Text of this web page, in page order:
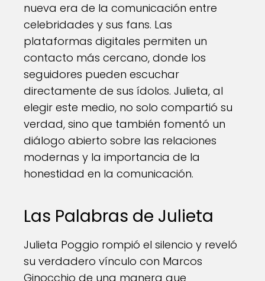
nueva era de la comunicación entre
celebridades y sus fans. Las
plataformas digitales permiten un
contacto más cercano, donde los
seguidores pueden escuchar
directamente de sus ídolos. Julieta, al
elegir este medio, no solo compartió su
verdad, sino que también fomentó un
diálogo abierto sobre las relaciones
modernas y la importancia de la
honestidad en la comunicación.
Las Palabras de Julieta
Julieta Poggio rompió el silencio y reveló
su verdadero vínculo con Marcos
Ginocchio de una manera que